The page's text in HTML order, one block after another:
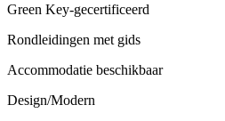
Green Key-gecertificeerd
Rondleidingen met gids
Accommodatie beschikbaar
Design/Modern